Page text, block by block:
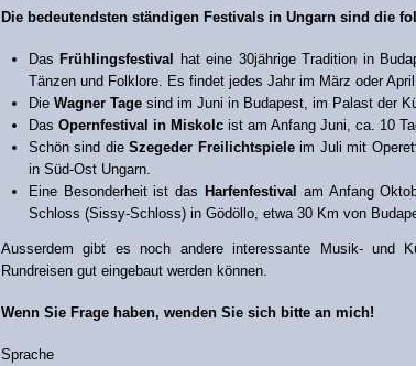
Die bedeutendsten ständigen Festivals in Ungarn sind die
Das Frühlingsfestival hat eine 30jährige Tradition in
Tänzen und Folklore. Es findet jedes Jahr im März oder April
DieWagner Tagesind im Juni in Budapest, im Palast der
Das Opernfestival in Miskolcist am Anfang Juni, ca. 10
Schön sind dieSzegeder Freilichtspieleim Juli mit
in Süd-Ost Ungarn.
Eine Besonderheit ist dasHarfenfestival am Anfang
Schloss (Sissy-Schloss) in Gödöllo, etwa 30 Km von
Ausserdem gibt es noch andere interessante Musik- und
Rundreisen gut eingebaut werden können.
Wenn Sie Frage haben, wenden Sie sich bitte an mich!
Sprache